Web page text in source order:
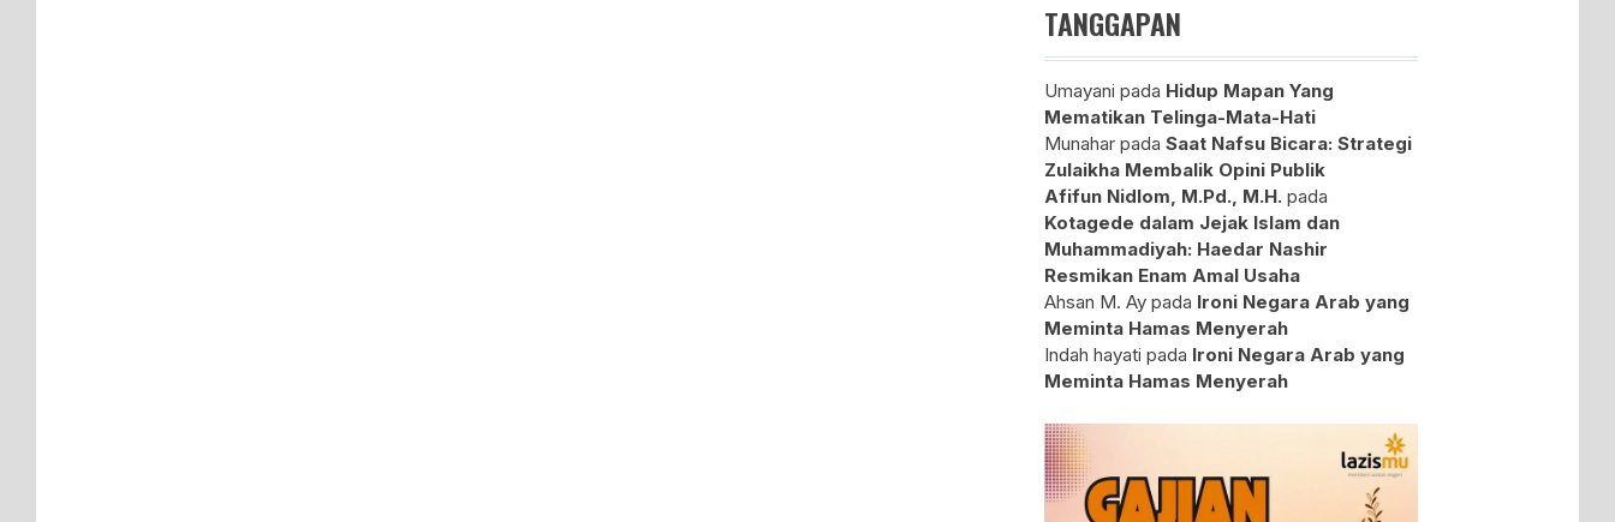
TANGGAPAN
Umayani pada Hidup Mapan Yang
Mematikan Telinga-Mata-Hati
Munahar padaSaat Nafsu Bicara: Strategi
Zulaikha Membalik Opini Publik
Afifun Nidlom, M.Pd., M.H. pada
Kotagede dalam Jejak Islam dan
Muhammadiyah: Haedar Nashir
Resmikan Enam Amal Usaha
Ahsan M. Ay pada Ironi Negara Arab yang
Meminta Hamas Menyerah
Indah hayati pada Ironi Negara Arab yang
Meminta Hamas Menyerah